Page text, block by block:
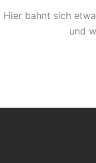
Hier bahnt sich
und